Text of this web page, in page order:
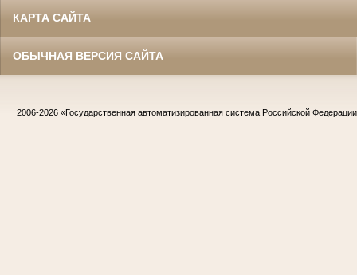
КАРТА САЙТА
ОБЫЧНАЯ ВЕРСИЯ САЙТА
2006-2026 «Государственная автоматизированная система Российской